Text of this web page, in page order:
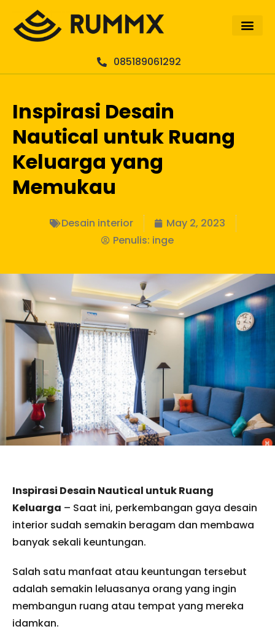
085189061292
Inspirasi Desain
Nautical untuk Ruang
Keluarga yang
Memukau
Desain interior
May 2, 2023
Penulis: inge
Inspirasi Desain Nautical untuk Ruang
Keluarga – Saat ini, perkembangan gaya desain
interior sudah semakin beragam dan membawa
banyak sekali keuntungan.
Salah satu manfaat atau keuntungan tersebut
adalah semakin leluasanya orang yang ingin
membangun ruang atau tempat yang mereka
idamkan.